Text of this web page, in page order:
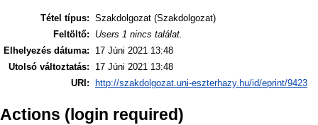
Tétel típus: Szakdolgozat (Szakdolgozat)
Feltöltő:
Users 1 nincs találat.
Elhelyezés dátuma:
17 Júni 2021 13:48
Utolsó változtatás:
17 Júni 2021 13:48
URI:
http://szakdolgozat.uni-eszterhazy.hu/id/eprint/9423
Actions (login required)